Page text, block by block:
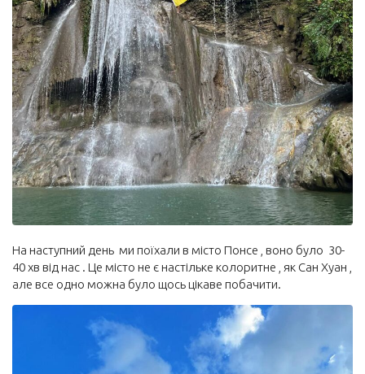
На наступний день ми поїхали в місто Понсе , воно було 30-
40 хв від нас . Це місто не є настільке колоритне , як Сан Хуан ,
але все одно можна було щось цікаве побачити.